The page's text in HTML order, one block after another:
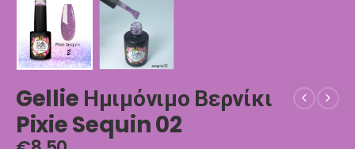
Gellie Ημιμόνιμο Βερνίκι
Pixie Sequin 02